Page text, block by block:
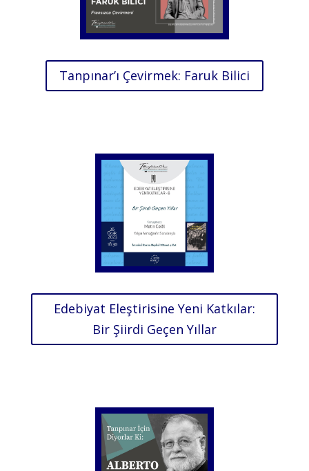
Tanpınar’ı Çevirmek: Faruk Bilici
Edebiyat Eleştirisine Yeni Katkılar:
Bir Şiirdi Geçen Yıllar